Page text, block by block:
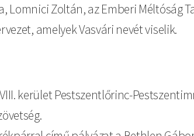
Zoltán, az Emberi Méltóság
amelyek Vasvári nevét viselik.
kerület Pestszentlőrinc-